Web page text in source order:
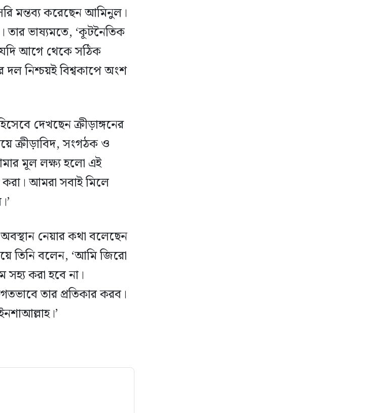
মন্তব্য করেছেন আমিনুল।
ভাষ্যমতে, ‘কূটনৈতিক
যদি আগে থেকে সঠিক
নিশ্চয়ই বিশ্বকাপে অংশ
দেখছেন ক্রীড়াঙ্গনের
ক্রীড়াবিদ, সংগঠক ও
মূল লক্ষ্য হলো এই
আমরা সবাই মিলে
নেয়ার কথা বলেছেন
তিনি বলেন, ‘আমি জিরো
সহ্য করা হবে না।
তার প্রতিকার করব।